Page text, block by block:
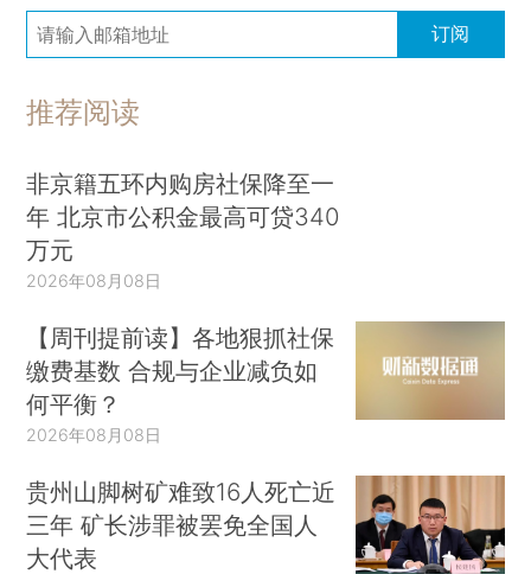
订阅
推荐阅读
非京籍五环内购房社保降至一
年 北京市公积金最高可贷340
万元
2026年08月08日
【周刊提前读】各地狠抓社保
缴费基数 合规与企业减负如
何平衡？
2026年08月08日
贵州山脚树矿难致16人死亡近
三年 矿长涉罪被罢免全国人
大代表